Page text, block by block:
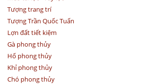
Tượng trang trí
Tượng Trần Quốc Tuấn
Lợn đất tiết kiệm
Gà phong thủy
Hổ phong thủy
Khỉ phong thủy
Chó phong thủy